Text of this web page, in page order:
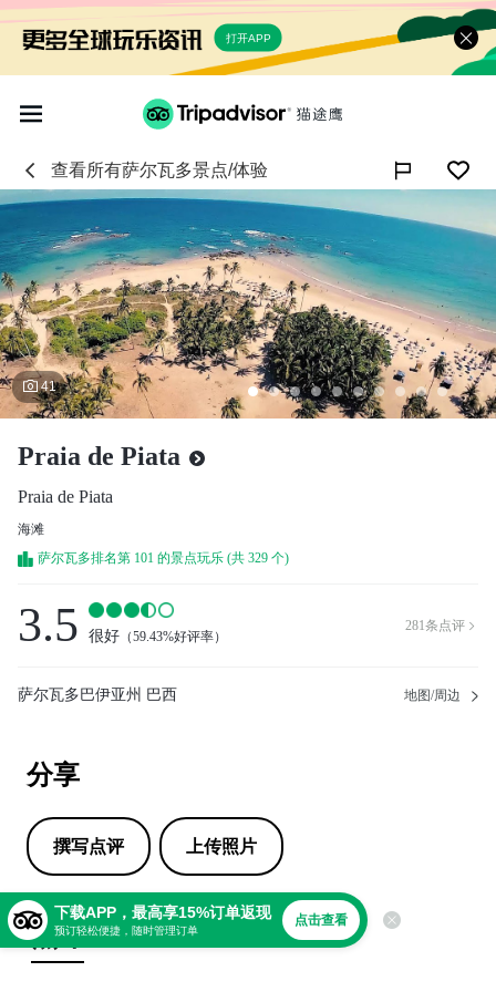
打开APP
查看所有萨尔瓦多景点/体验
 41
Praia de Piata
Praia de Piata
海滩
萨尔瓦多排名第 101 的景点玩乐 (共 329 个)
3.5 很好 （59.43%好评率）
281条点评 
萨尔瓦多巴伊亚州 巴西 地图/周边
分享
撰写点评 上传照片
点评
下载APP，最高享15%订单返现
预订轻松便捷，随时管理订单
点击查看